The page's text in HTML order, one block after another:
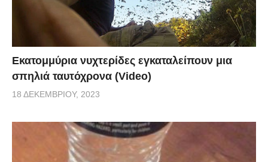
Εκατομμύρια νυχτερίδες εγκαταλείπουν μια
σπηλιά ταυτόχρονα (Video)
18 ΔΕΚΕΜΒΡΊΟΥ, 2023